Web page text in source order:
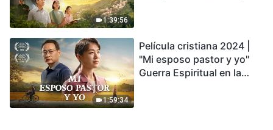
1:39:56
1:59:34
Película cristiana 2024 |
"Mi esposo pastor y yo"
Guerra Espiritual en la